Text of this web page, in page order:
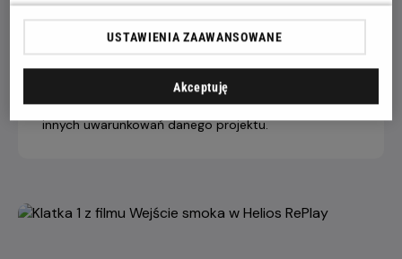
Dopłata internetowa 1,50 zł/1 bilet
Helios zastrzega sobie prawo do zastosowania
innego cennika niż opublikowany na stronie
internetowej, w zależności od specyfiki, zakresu lub
innych uwarunkowań danego projektu.
USTAWIENIA ZAAWANSOWANE
Akceptuję